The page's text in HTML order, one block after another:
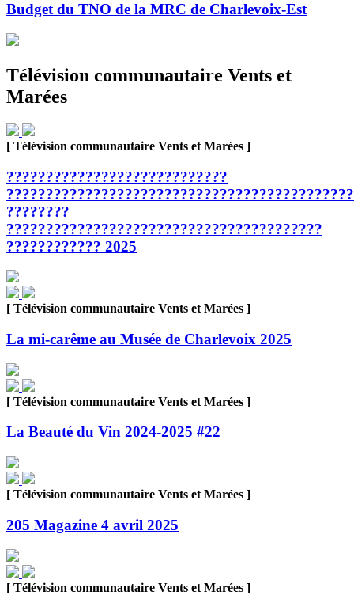
Budget du TNO de la MRC de Charlevoix-Est
Télévision communautaire Vents et
Marées
[ Télévision communautaire Vents et Marées ]
????????????????????????????
????????
????????????????????????????????????????
???????????? 2025
[ Télévision communautaire Vents et Marées ]
La mi-carême au Musée de Charlevoix 2025
[ Télévision communautaire Vents et Marées ]
La Beauté du Vin 2024-2025 #22
[ Télévision communautaire Vents et Marées ]
205 Magazine 4 avril 2025
[ Télévision communautaire Vents et Marées ]